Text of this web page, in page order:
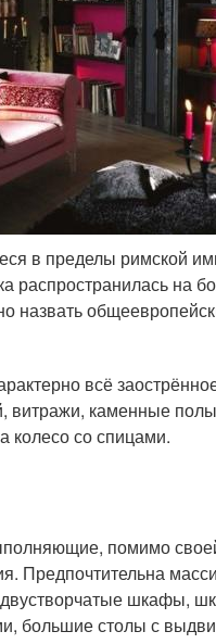
в пределы римской
распространилась на
назвать
всё
витражи, каменные
колесо со спицами.
помимо
Предпочтительна
шкафы,
большие столы с